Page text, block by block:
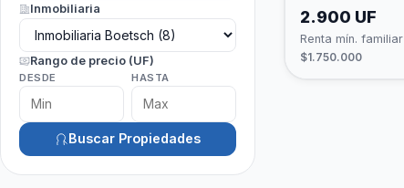
Inmobiliaria
Rango de precio (UF)
DESDE HASTA
Buscar Propiedades
2.900 UF
Renta mín. familiar
$1.750.000